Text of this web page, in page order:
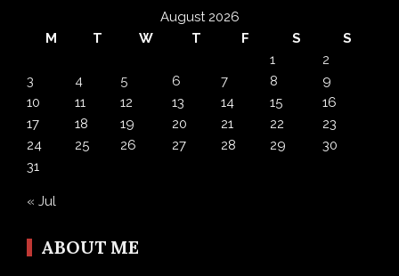
August 2026
M
T W T F S
S
1
2
3
4 5 6 7 8
9
10
11 12 13 14 15
16
17
18 19 20 21 22
23
24
25 26 27 28 29
30
31
« Jul
ABOUT ME